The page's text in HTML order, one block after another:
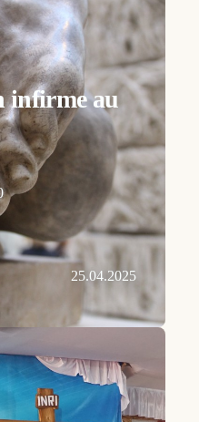
infirme au
25.04.2025